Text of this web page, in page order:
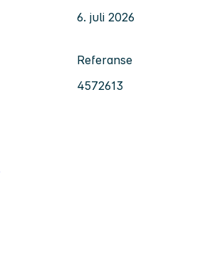
6. juli 2026
Referanse
4572613